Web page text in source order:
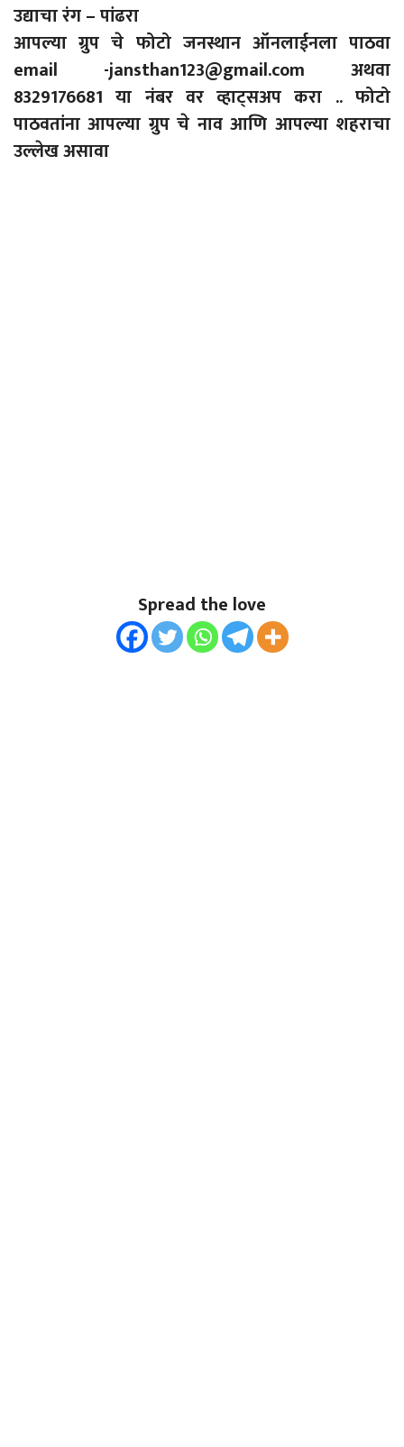
उद्याचा रंग – पांढरा
आपल्या ग्रुप चे फोटो जनस्थान ऑनलाईनला पाठवा
email -jansthan123@gmail.com अथवा
8329176681 या नंबर वर व्हाट्सअप करा .. फोटो
पाठवतांना आपल्या ग्रुप चे नाव आणि आपल्या शहराचा
उल्लेख असावा
Spread the love